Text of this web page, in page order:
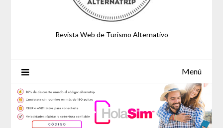
Revista Web de Turismo Alternativo
Menú